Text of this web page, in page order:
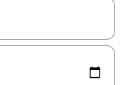
les flèches vers le